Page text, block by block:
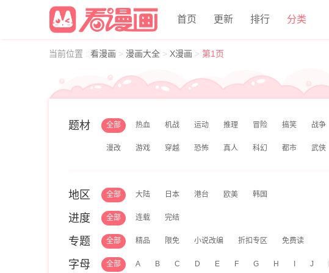
首页 更新 排行 分类
当前位置 : 看漫画 > 漫画大全 > X漫画 > 第1页
题材 全部 热血 机战 运动 推理 冒险 搞笑 战争
漫改 游戏 穿越 恐怖 真人 科幻 都市 武侠
地区 全部 大陆 日本 港台 欧美 韩国
进度 全部 连载 完结
专题 全部 精品 限免 小说改编 折扣专区 免费读
字母 全部 A B C D E F G H J